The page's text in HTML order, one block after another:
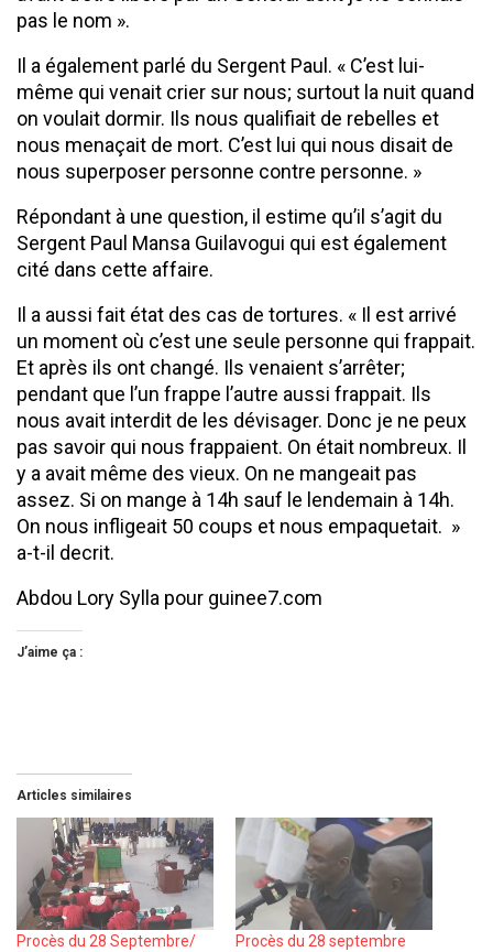
pas le nom ».
Il a également parlé du Sergent Paul. « C’est lui-
même qui venait crier sur nous; surtout la nuit quand
on voulait dormir. Ils nous qualifiait de rebelles et
nous menaçait de mort. C’est lui qui nous disait de
nous superposer personne contre personne. »
Répondant à une question, il estime qu’il s’agit du
Sergent Paul Mansa Guilavogui qui est également
cité dans cette affaire.
Il a aussi fait état des cas de tortures. « Il est arrivé
un moment où c’est une seule personne qui frappait.
Et après ils ont changé. Ils venaient s’arrêter;
pendant que l’un frappe l’autre aussi frappait. Ils
nous avait interdit de les dévisager. Donc je ne peux
pas savoir qui nous frappaient. On était nombreux. Il
y a avait même des vieux. On ne mangeait pas
assez. Si on mange à 14h sauf le lendemain à 14h.
On nous infligeait 50 coups et nous empaquetait. »
a-t-il decrit.
Abdou Lory Sylla pour guinee7.com
J’aime ça :
Articles similaires
Procès du 28 Septembre/
Procès du 28 septembre